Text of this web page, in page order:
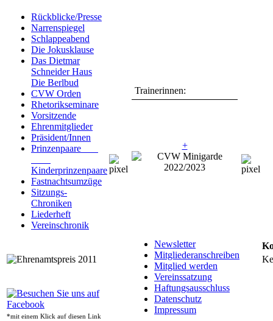
Rückblicke/Presse
Narrenspiegel
Schlappeabend
Die Jokusklause
Das Dietmar
Schneider Haus
Die Berlbud
CVW Orden
Rhetorikseminare
Vorsitzende
Ehrenmitglieder
Präsident/Innen
Prinzenpaare
Kinderprinzenpaare
Fastnachtsumzüge
Sitzungs-
Chroniken
Liederheft
Vereinschronik
*mit einem Klick auf diesen Link
Trainerinnen:
+
Newsletter
Mitgliederanschreiben
Mitglied werden
Vereinssatzung
Haftungsausschluss
Datenschutz
Impressum